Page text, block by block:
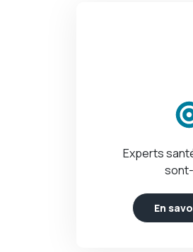
Experts
En